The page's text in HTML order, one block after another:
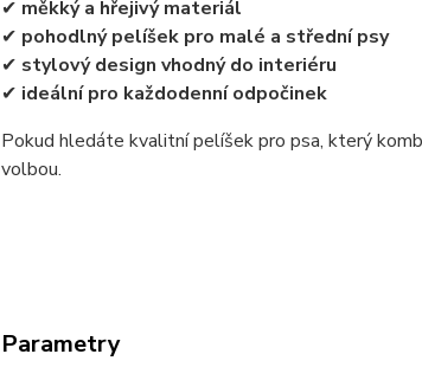
✔ měkký a hřejivý materiál
✔ pohodlný pelíšek pro malé a střední psy
✔ stylový design vhodný do interiéru
✔ ideální pro každodenní odpočinek
Pokud hledáte kvalitní pelíšek pro psa, který
volbou.
Parametry